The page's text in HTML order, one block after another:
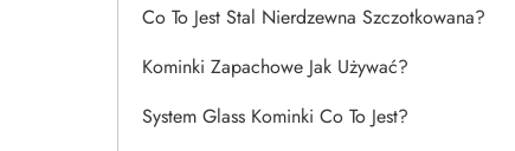
Co To Jest Stal Nierdzewna Szczotkowana?
Kominki Zapachowe Jak Używać?
System Glass Kominki Co To Jest?